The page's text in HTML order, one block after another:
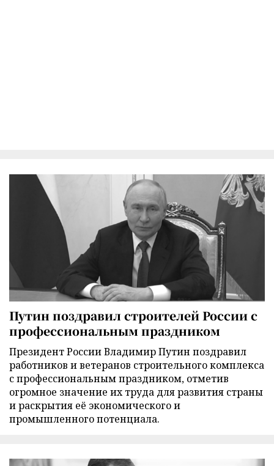
Путин поздравил строителей России с
профессиональным праздником
Президент России Владимир Путин поздравил
работников и ветеранов строительного комплекса
с профессиональным праздником, отметив
огромное значение их труда для развития страны
и раскрытия её экономического и
промышленного потенциала.